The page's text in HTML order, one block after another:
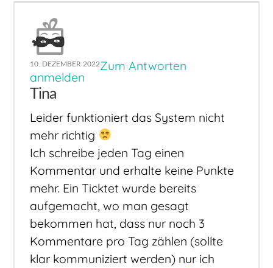
10. DEZEMBER 2022Zum Antworten
anmelden
Tina
Leider funktioniert das System nicht
mehr richtig
Ich schreibe jeden Tag einen
Kommentar und erhalte keine Punkte
mehr. Ein Ticktet wurde bereits
aufgemacht, wo man gesagt
bekommen hat, dass nur noch 3
Kommentare pro Tag zählen (sollte
klar kommuniziert werden) nur ich